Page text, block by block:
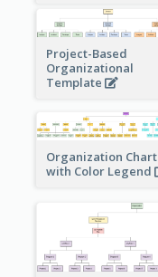
Project-Based
Organizational
Template
Organization Chart
with Color Legend